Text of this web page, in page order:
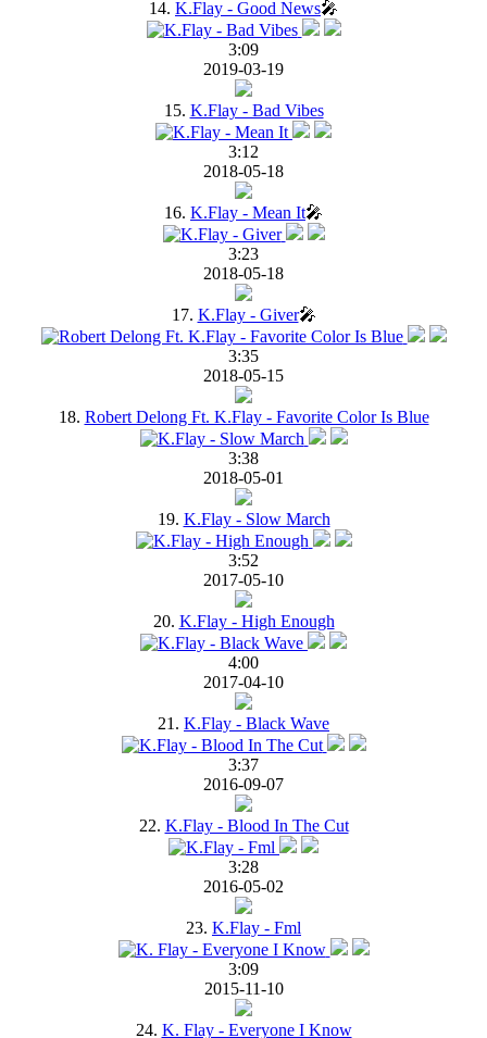
14. K.Flay - Good News🎤
3:09
2019-03-19
15. K.Flay - Bad Vibes
3:12
2018-05-18
16. K.Flay - Mean It🎤
3:23
2018-05-18
17. K.Flay - Giver🎤
3:35
2018-05-15
18. Robert Delong Ft. K.Flay - Favorite Color Is Blue
3:38
2018-05-01
19. K.Flay - Slow March
3:52
2017-05-10
20. K.Flay - High Enough
4:00
2017-04-10
21. K.Flay - Black Wave
3:37
2016-09-07
22. K.Flay - Blood In The Cut
3:28
2016-05-02
23. K.Flay - Fml
3:09
2015-11-10
24. K. Flay - Everyone I Know